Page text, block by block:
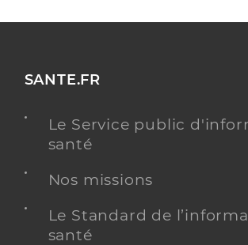
SANTE.FR
Le Service public
santé
Nos missions
Le Standard de
santé